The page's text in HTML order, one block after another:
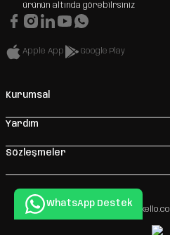
ürünün altında görebilrsiniz
Apple App Google Play
Kurumsal
Yardım
Sözleşmeler
Copyright 2026 © -
WhatsApp Destek